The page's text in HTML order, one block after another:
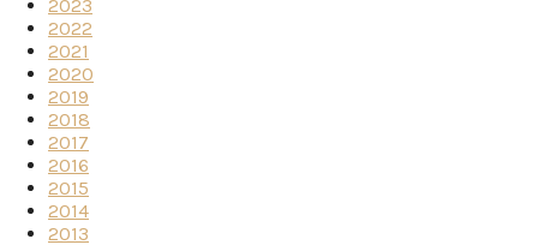
2023
2022
2021
2020
2019
2018
2017
2016
2015
2014
2013